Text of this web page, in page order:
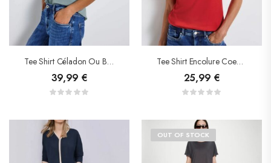
Tee Shirt Céladon Ou Blanc – Street One
39,99 €
Tee Shirt Encolure Coeur – Street One
25,99 €
OUT OF STOCK